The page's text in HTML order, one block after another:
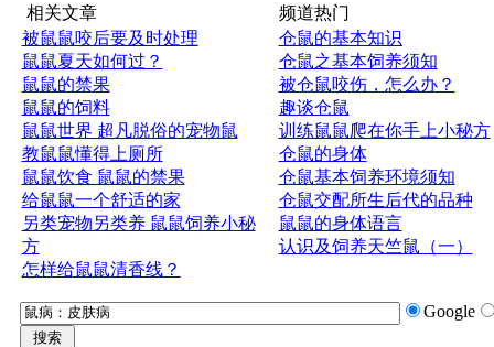
相关文章
被鼠鼠咬后要及时处理
鼠鼠夏天如何过？
鼠鼠的禁果
鼠鼠的饲料
鼠鼠世界 超凡脱俗的宠物鼠
教鼠鼠懂得上厕所
鼠鼠饮食 鼠鼠的禁果
给鼠鼠一个舒适的家
另类宠物另类养 鼠鼠饲养小秘
方
怎样给鼠鼠清香线？
频道热门
仓鼠的基本知识
仓鼠之基本饲养须知
被仓鼠咬伤，怎么办？
趣谈仓鼠
训练鼠鼠爬在你手上小秘方
仓鼠的身体
仓鼠基本饲养环境须知
仓鼠交配所生后代的品种
鼠鼠的身体语言
认识及饲养天竺鼠（一）
Google